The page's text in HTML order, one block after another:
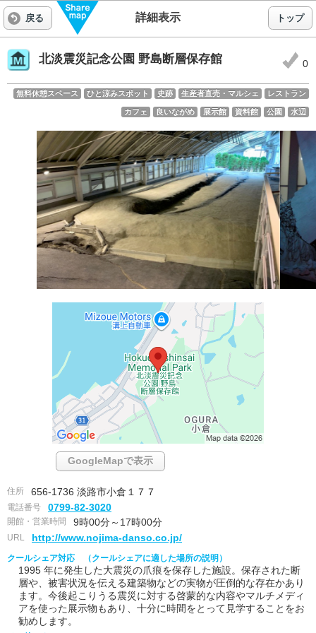
戻る 詳細表示 トップ
0
北淡震災記念公園 野島断層保存館
無料休憩スペース ひと涼みスポット 史跡 生産者直売・マルシェ レストラン
カフェ 良いながめ 展示館 資料館 公園 水辺
GoogleMapで表示
住所 656-1736 淡路市小倉１７７
電話番号 0799-82-3020
開館・営業時間 9時00分～17時00分
URL http://www.nojima-danso.co.jp/
クールシェア対応 （クールシェアに適した場所の説明）
1995 年に発生した大震災の爪痕を保存した施設。保存された断
層や、被害状況を伝える建築物などの実物が圧倒的な存在かあり
ます。今後起こりうる震災に対する啓蒙的な内容やマルチメディ
アを使った展示物もあり、十分に時間をとって見学することをお
勧めします。